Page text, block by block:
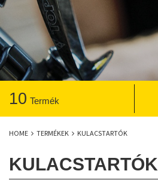
10 Termék
HOME TERMÉKEK KULACSTARTÓK
KULACSTARTÓK